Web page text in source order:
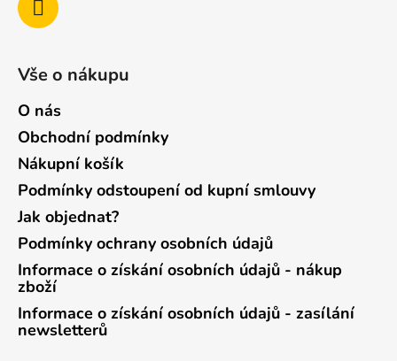
Vše o nákupu
O nás
Obchodní podmínky
Nákupní košík
Podmínky odstoupení od kupní smlouvy
Jak objednat?
Podmínky ochrany osobních údajů
Informace o získání osobních údajů - nákup
zboží
Informace o získání osobních údajů - zasílání
newsletterů